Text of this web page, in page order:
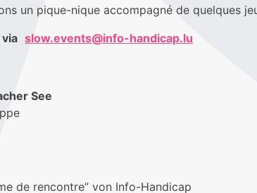
un pique-nique accompagné de quelques
slow.events@info-handicap.lu
See
de rencontre” von Info-Handicap